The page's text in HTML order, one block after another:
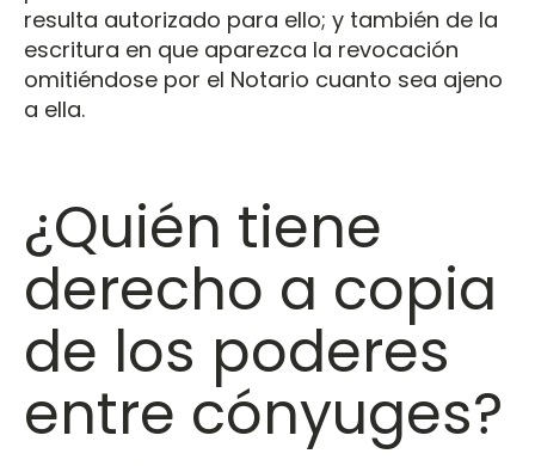
resulta autorizado para ello; y también de la
escritura en que aparezca la revocación
omitiéndose por el Notario cuanto sea ajeno
a ella.
¿Quién tiene
derecho a copia
de los poderes
entre cónyuges?